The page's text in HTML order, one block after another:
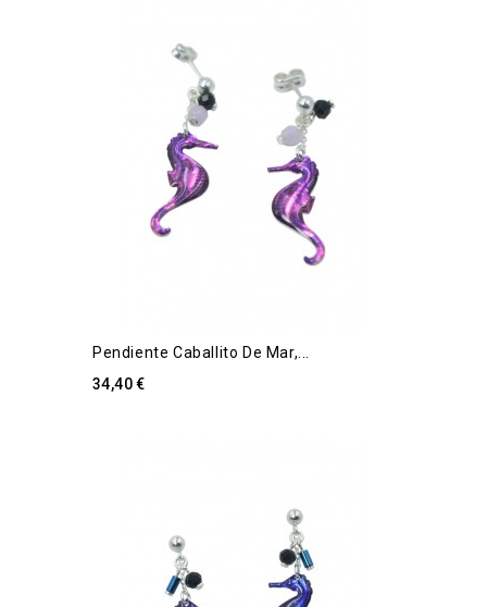
Pendiente Caballito De Mar,...
34,40 €